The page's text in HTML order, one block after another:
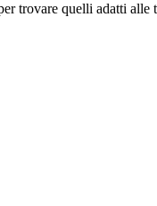
trovare quelli adatti alle